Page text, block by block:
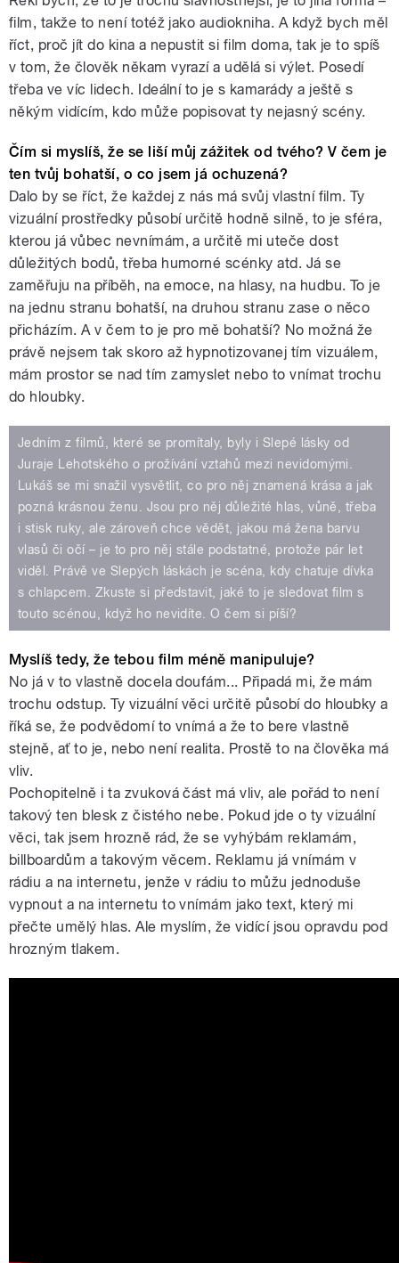
film, takže to není totéž jako audiokniha. A když bych měl
říct, proč jít do kina a nepustit si film doma, tak je to spíš
v tom, že člověk někam vyrazí a udělá si výlet. Posedí
třeba ve víc lidech. Ideální to je s kamarády a ještě s
někým vidícím, kdo může popisovat ty nejasný scény.
Čím si myslíš, že se liší můj zážitek od tvého? V čem je
ten tvůj bohatší, o co jsem já ochuzená?
Dalo by se říct, že každej z nás má svůj vlastní film. Ty
vizuální prostředky působí určitě hodně silně, to je sféra,
kterou já vůbec nevnímám, a určitě mi uteče dost
důležitých bodů, třeba humorné scénky atd. Já se
zaměřuju na příběh, na emoce, na hlasy, na hudbu. To je
na jednu stranu bohatší, na druhou stranu zase o něco
přicházím. A v čem to je pro mě bohatší? No možná že
právě nejsem tak skoro až hypnotizovanej tím vizuálem,
mám prostor se nad tím zamyslet nebo to vnímat trochu
do hloubky.
Jedním z filmů, které se promítaly, byly i Slepé lásky od
Juraje Lehotského o prožívání vztahů mezi nevidomými.
Lukáš se mi snažil vysvětlit, co pro něj znamená krása a jak
pozná krásnou ženu. Jsou pro něj důležité hlas, vůně, třeba
i stisk ruky, ale zároveň chce vědět, jakou má žena barvu
vlasů či očí – je to pro něj stále podstatné, protože pár let
viděl. Právě ve Slepých láskách je scéna, kdy chatuje dívka
s chlapcem. Zkuste si představit, jaké to je sledovat film s
touto scénou, když ho nevidíte. O čem si píší?
Myslíš tedy, že tebou film méně manipuluje?
No já v to vlastně docela doufám... Připadá mi, že mám
trochu odstup. Ty vizuální věci určitě působí do hloubky a
říká se, že podvědomí to vnímá a že to bere vlastně
stejně, ať to je, nebo není realita. Prostě to na člověka má
vliv.
Pochopitelně i ta zvuková část má vliv, ale pořád to není
takový ten blesk z čistého nebe. Pokud jde o ty vizuální
věci, tak jsem hrozně rád, že se vyhýbám reklamám,
billboardům a takovým věcem. Reklamu já vnímám v
rádiu a na internetu, jenže v rádiu to můžu jednoduše
vypnout a na internetu to vnímám jako text, který mi
přečte umělý hlas. Ale myslím, že vidící jsou opravdu pod
hrozným tlakem.